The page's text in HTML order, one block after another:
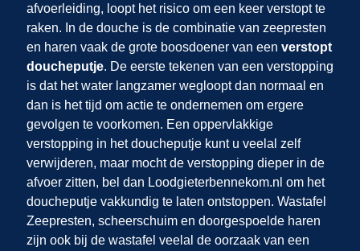
afvoerleiding, loopt het risico om een keer verstopt te
raken. In de douche is de combinatie van zeepresten
en haren vaak de grote boosdoener van een verstopt
doucheputje. De eerste tekenen van een verstopping
is dat het water langzamer wegloopt dan normaal en
dan is het tijd om actie te ondernemen om ergere
gevolgen te voorkomen. Een oppervlakkige
verstopping in het doucheputje kunt u veelal zelf
verwijderen, maar mocht de verstopping dieper in de
afvoer zitten, bel dan Loodgieterbennekom.nl om het
doucheputje vakkundig te laten ontstoppen. Wastafel
Zeepresten, scheerschuim en doorgespoelde haren
zijn ook bij de wastafel veelal de oorzaak van een